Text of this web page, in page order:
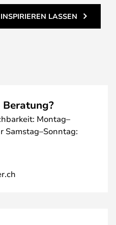
LASSEN
Beratung?
Montag–
Samstag–Sonntag: